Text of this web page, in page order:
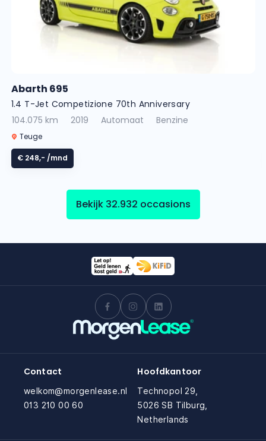
Abarth 695
1.4 T-Jet Competizione 70th Anniversary
104.075 km
2019 Automaat Benzine
Teuge
€ 248,- /mnd
Bekijk 32.932 occasions
Contact
welkom@morgenlease.nl
013 210 00 60
Hoofdkantoor
Technopol 29,
5026 SB Tilburg,
Netherlands